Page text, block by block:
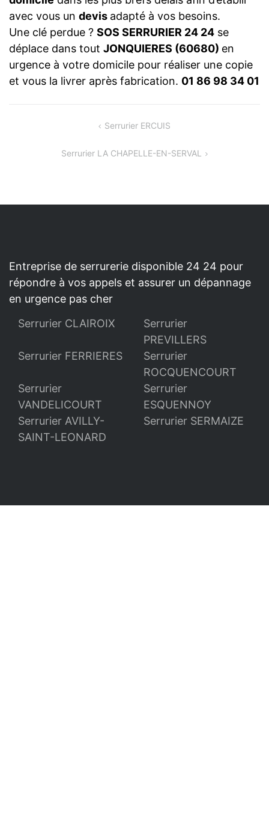
avec vous un devis adapté à vos besoins.
Une clé perdue ? SOS SERRURIER 24 24 se
déplace dans tout JONQUIERES (60680) en
urgence à votre domicile pour réaliser une copie
et vous la livrer après fabrication. 01 86 98 34 01
L’ARTICLE
Serrurier ERCUIS
Serrurier LA CHAPELLE-EN-SERVAL
Entreprise de serrurerie disponible 24 24 pour
répondre à vos appels et assurer un dépannage
en urgence pas cher
Serrurier CLAIROIX
Serrurier
PREVILLERS
Serrurier FERRIERES
Serrurier
ROCQUENCOURT
Serrurier
VANDELICOURT
Serrurier
ESQUENNOY
Serrurier AVILLY-
SAINT-LEONARD
Serrurier SERMAIZE